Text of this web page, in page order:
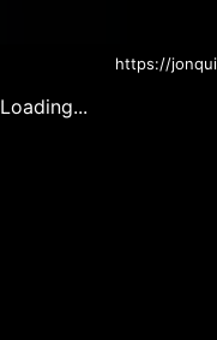
https://
Loading...